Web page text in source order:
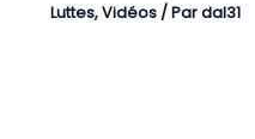
Luttes,Vidéos/ Pardal31